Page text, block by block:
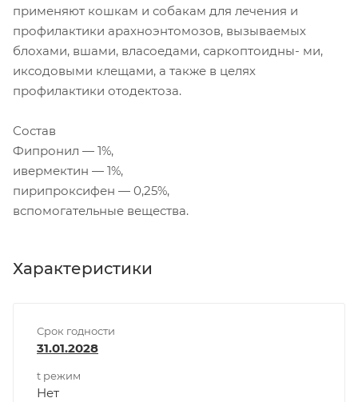
применяют кошкам и собакам для лечения и
профилактики арахноэнтомозов, вызываемых
блохами, вшами, власоедами, саркоптоидны- ми,
иксодовыми клещами, а также в целях
профилактики отодектоза.
Состав
Фипронил — 1%,
ивермектин — 1%,
пирипроксифен — 0,25%,
вспомогательные вещества.
Характеристики
Срок годности
31.01.2028
t режим
Нет